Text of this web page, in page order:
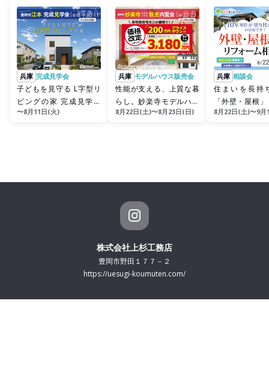
兵庫 完成見学会
子どもを見守る L字型リ
ビングの家 完成見学会
【豊岡市江本】
〜8月11日(火)
兵庫 モデルハウス販売会
性能が支える、上質な暮
らし。妙楽寺モデルハウ
ス販売内覧会
8月22日(土)〜8月23日(日)
兵庫 相談会
住まいを長持
「外壁・屋根
ム相談会
8月22日(土)〜9月
株式会社上杉工務店
豊岡市野田１７７－２
https://uesugi-koumuten.com/